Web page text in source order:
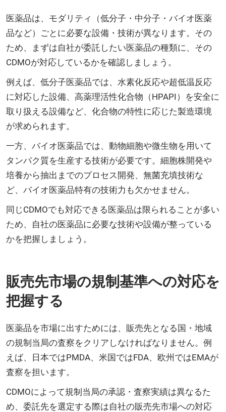
医薬品は、モダリティ（低分子・中分子・バイオ医薬
品など）ごとに必要な設備・技術が異なります。その
ため、まずは自社が委託したい医薬品の種類に、その
CDMOが対応しているかを確認しましょう。
例えば、低分子医薬品では、水素化反応や超低温反応
に対応した設備、高薬理活性化合物（HPAPI）を安全に
取り扱える設備など、化合物の特性に応じた製造環境
が求められます。
一方、バイオ医薬品では、動物細胞や微生物を用いて
タンパク質を生産する技術が必要です。細胞株開発や
培養から抽出までのプロセス開発、無菌充填技術な
ど、バイオ医薬品特有の技術力も欠かせません。
同じCDMOでも対応できる医薬品は限られることが多い
ため、自社の医薬品に必要な技術や設備が整っている
かを把握しましょう。
販売先市場の規制基準への対応を
把握する
医薬品を市場に出すためには、販売先となる国・地域
の規制当局の査察をクリアしなければなりません。例
えば、日本ではPMDA、米国ではFDA、欧州ではEMAが
査察を担います。
CDMOによって規制当局の承認・査察実績は異なるた
め、委託先を選定する際は自社の販売先市場への対応